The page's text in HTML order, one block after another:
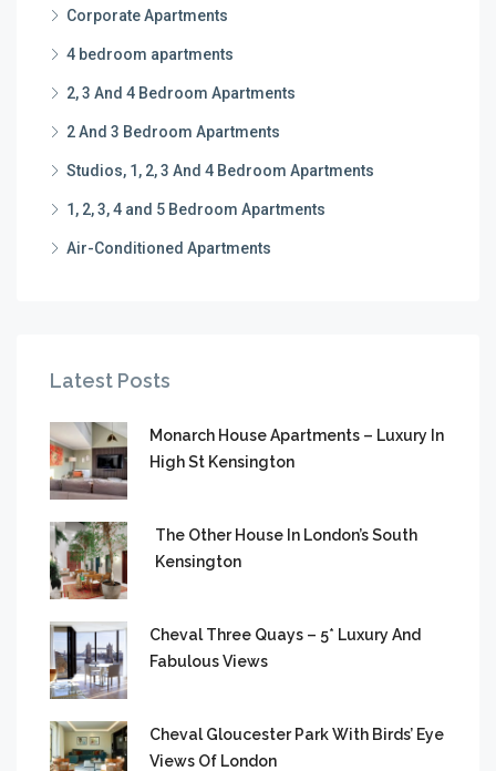
Corporate Apartments
4 bedroom apartments
2, 3 And 4 Bedroom Apartments
2 And 3 Bedroom Apartments
Studios, 1, 2, 3 And 4 Bedroom Apartments
1, 2, 3, 4 and 5 Bedroom Apartments
Air-Conditioned Apartments
Latest Posts
Monarch House Apartments – Luxury In
High St Kensington
The Other House In London’s South
Kensington
Cheval Three Quays – 5* Luxury And
Fabulous Views
Cheval Gloucester Park With Birds’ Eye
Views Of London